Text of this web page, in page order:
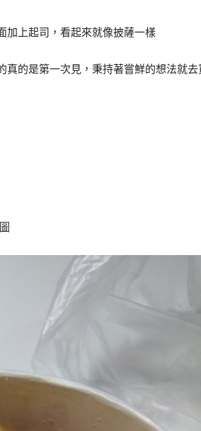
加上起司，看起來就像披薩一樣
的是第一次見，秉持著嘗鮮的想法就去